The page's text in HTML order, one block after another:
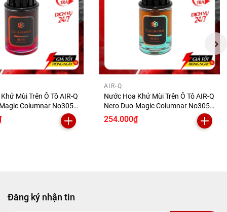
Mùi Trên Ô Tô AIR-Q
Columnar No305-
160ml
AIR-Q
Nước Hoa Khử Mùi Trên Ô Tô AIR-Q
Nero Duo-Magic Columnar No305-
3 Musk 160ml
254.000₫
Đăng ký nhận tin